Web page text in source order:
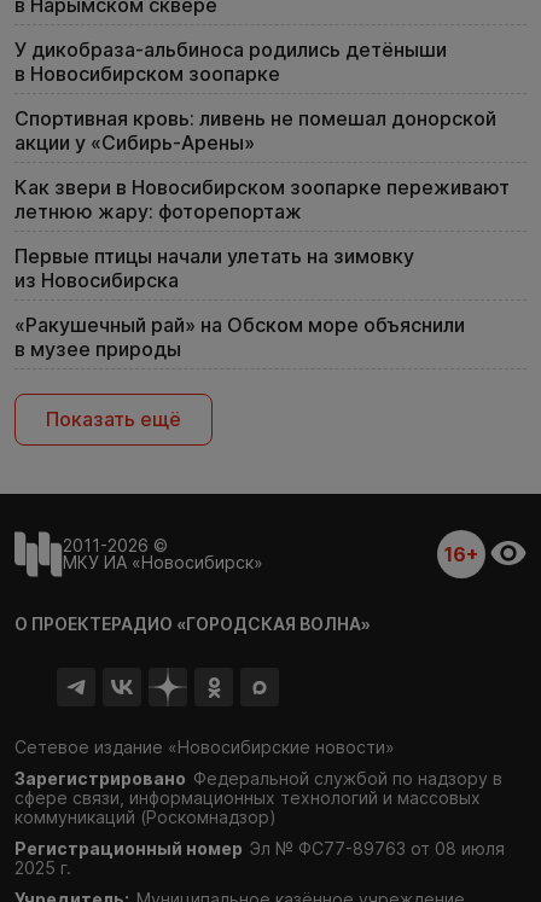
в Нарымском сквере
У дикобраза-альбиноса родились детёныши
в Новосибирском зоопарке
Спортивная кровь: ливень не помешал донорской
акции у «Сибирь-Арены»
Как звери в Новосибирском зоопарке переживают
летнюю жару: фоторепортаж
Первые птицы начали улетать на зимовку
из Новосибирска
«Ракушечный рай» на Обском море объяснили
в музее природы
Показать ещё
2011-2026 ©
МКУ ИА «Новосибирск»
16+
О ПРОЕКТЕРАДИО «ГОРОДСКАЯ ВОЛНА»
Сетевое издание «Новосибирские новости»
Зарегистрировано Федеральной службой по надзору в
сфере связи, информационных технологий и массовых
коммуникаций (Роскомнадзор)
Регистрационный номер Эл № ФС77-89763 от 08 июля
2025 г.